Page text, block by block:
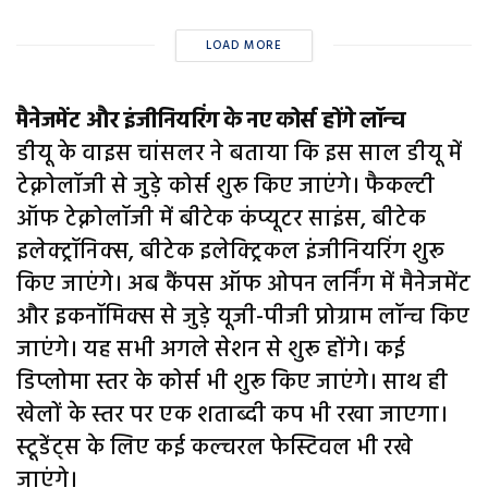
LOAD MORE
मैनेजमेंट और इंजीनियरिंग के नए कोर्स होंगे लॉन्च
डीयू के वाइस चांसलर ने बताया कि इस साल डीयू में
टेक्नोलॉजी से जुड़े कोर्स शुरू किए जाएंगे। फैकल्टी
ऑफ टेक्नोलॉजी में बीटेक कंप्यूटर साइंस, बीटेक
इलेक्ट्रॉनिक्स, बीटेक इलेक्ट्रिकल इंजीनियरिंग शुरू
किए जाएंगे। अब कैंपस ऑफ ओपन लर्निंग में मैनेजमेंट
और इकनॉमिक्स से जुड़े यूजी-पीजी प्रोग्राम लॉन्च किए
जाएंगे। यह सभी अगले सेशन से शुरू होंगे। कई
डिप्लोमा स्तर के कोर्स भी शुरू किए जाएंगे। साथ ही
खेलों के स्तर पर एक शताब्दी कप भी रखा जाएगा।
स्टूडेंट्स के लिए कई कल्चरल फेस्टिवल भी रखे
जाएंगे।